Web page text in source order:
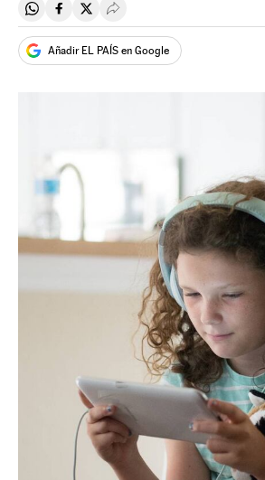
Compartir en Whatsapp
Compartir en Facebook
Compartir en Twitter
Desplegar Redes Sociales
Añadir EL PAÍS en Google